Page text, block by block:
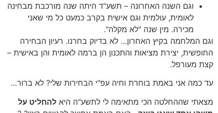
וגם השנה האחרונה – תשע"ד היתה שנה מורכבת מבחינה
לאומית, עולמית וגם אישית בקרב כמעט כל מי שאני
מכירה. מין שנה "לא מקלה".
וגם המלחמה בקיץ האחרון… לא בדיוק בחרנו. רעיון הבחירה
החופשית, יצירת מציאות והתכנון הן ברמה לאומית והן באישית –
קצת מעורפל.
עד כמה אני באמת בוחרת וחיה עפ"י הבחירות שלי? לא ברור…
מצאתי שההחלטה הכי מתאימה לי לתשע"ה היא להחליט על